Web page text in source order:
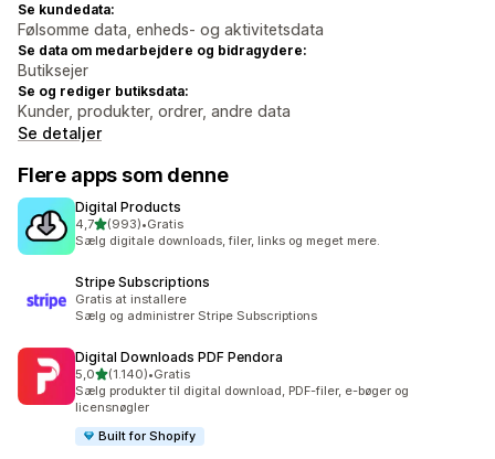
Se kundedata:
Følsomme data, enheds- og aktivitetsdata
Se data om medarbejdere og bidragydere:
Butiksejer
Se og rediger butiksdata:
Kunder, produkter, ordrer, andre data
Se detaljer
Flere apps som denne
Digital Products
4,7ud af 5 stjerner
(993)
993 anmeldelser i alt
•Gratis
Sælg digitale downloads, filer, links og meget mere.
Stripe Subscriptions
Gratis at installere
Sælg og administrer Stripe Subscriptions
Digital Downloads PDF Pendora
5,0ud af 5 stjerner
(1.140)
1140 anmeldelser i alt
•Gratis
Sælg produkter til digital download, PDF-filer, e-bøger og
licensnøgler
Built for Shopify